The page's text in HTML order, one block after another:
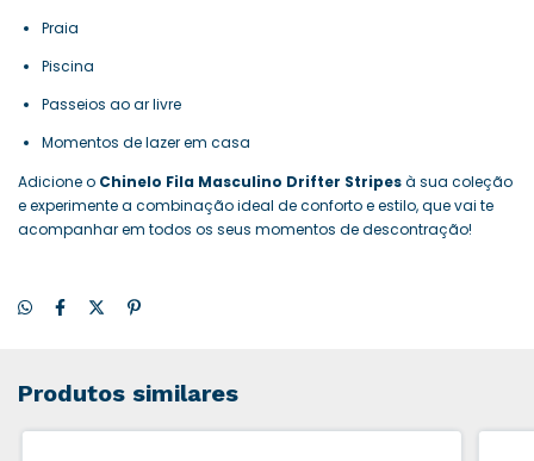
Praia
Piscina
Passeios ao ar livre
Momentos de lazer em casa
Adicione o Chinelo Fila Masculino Drifter Stripesà sua coleção
e experimente a combinação ideal de conforto e estilo, que vai te
acompanhar em todos os seus momentos de descontração!
Produtos similares